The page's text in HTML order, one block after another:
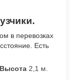
в перевозках
Есть
Высота 2,1 м.